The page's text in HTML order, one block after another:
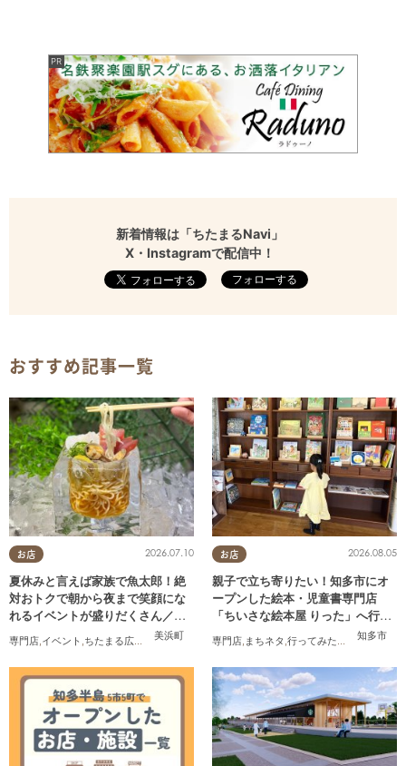
新着情報は「ちたまるNavi」
X・Instagramで配信中！
フォローする
おすすめ記事一覧
お店
美浜町
2026.07.10
夏休みと言えば家族で魚太郎！絶
対おトクで朝から夜まで笑顔にな
れるイベントが盛りだくさん／ち
たまる広告
専門店,イベント ,ちたまる広告 家族
お店
知多市
2026.08.05
親子で立ち寄りたい！知多市にオ
ープンした絵本・児童書専門店
「ちいさな絵本屋 りった」へ行っ
てみた
専門店, まちネタ ,行ってみたレポ ,親子,家族